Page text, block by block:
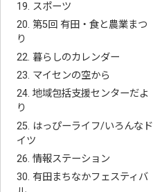
19. スポーツ
20. 第5回 有田・食と農業まつ
り
22. 暮らしのカレンダー
23. マイセンの空から
24. 地域包括支援センターだよ
り
25. はっぴーライフ/いろんなド
イツ
26. 情報ステーション
30. 有田まちなかフェスティバ